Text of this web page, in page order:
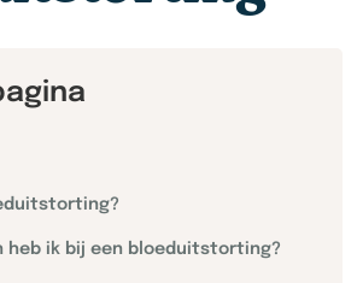
heb ik bij een bloeduitstorting?